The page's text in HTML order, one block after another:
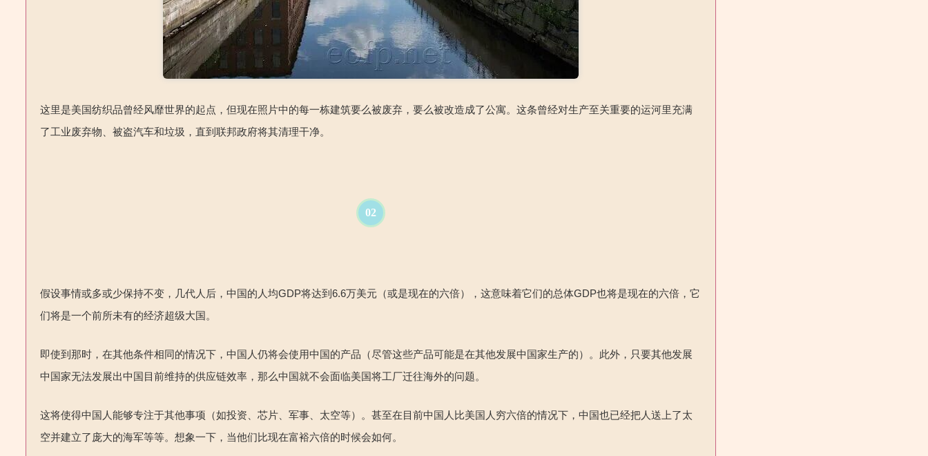
这里是美国纺织品曾经风靡世界的起点，但现在照片中的每一栋建筑要么被废弃，要么被改造成了公寓。这条曾经对生产至关重要的运河里充满
了工业废弃物、被盗汽车和垃圾，直到联邦政府将其清理干净。
02
假设事情或多或少保持不变，几代人后，中国的 人均GDP将达到6.6万美元 （或是现在的六倍），这意味着它们的总体GDP也将是现在的六倍，它
们将是一个前所未有的经济超级大国。
即使到那时，在其他条件相同的情况下，中国人仍将会使用中国的产品（尽管这些产品可能是在其他发展中国家生产的）。此外，只要其他发展
中国家无法发展出中国目前维持的供应链效率，那么中国就不会面临美国将工厂迁往海外的问题。
这将使得中国人能够专注于其他事项（如投资、芯片、军事、太空等）。甚至在目前中国人比美国人穷六倍的情况下，中国也已经把人送上了太
空并建立了庞大的海军等等。想象一下，当他们比现在富裕六倍的时候会如何。